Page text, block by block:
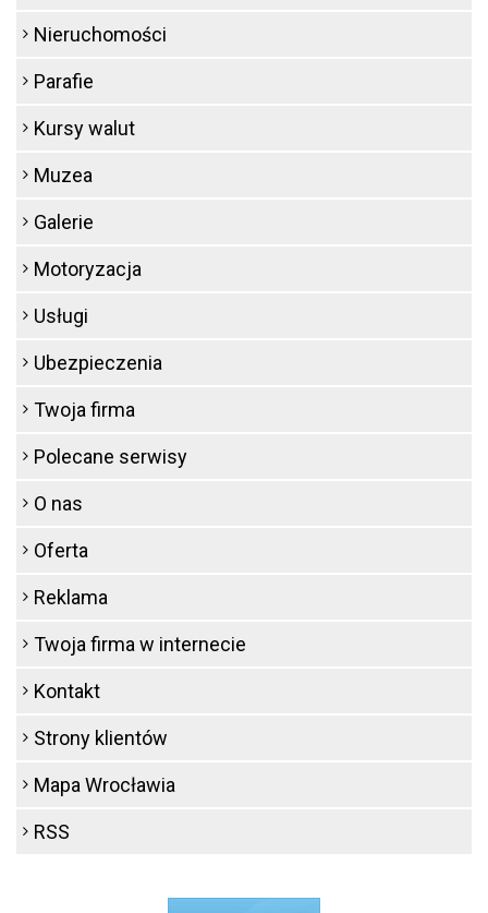
Nieruchomości
Parafie
Kursy walut
Muzea
Galerie
Motoryzacja
Usługi
Ubezpieczenia
Twoja firma
Polecane serwisy
O nas
Oferta
Reklama
Twoja firma w internecie
Kontakt
Strony klientów
Mapa Wrocławia
RSS